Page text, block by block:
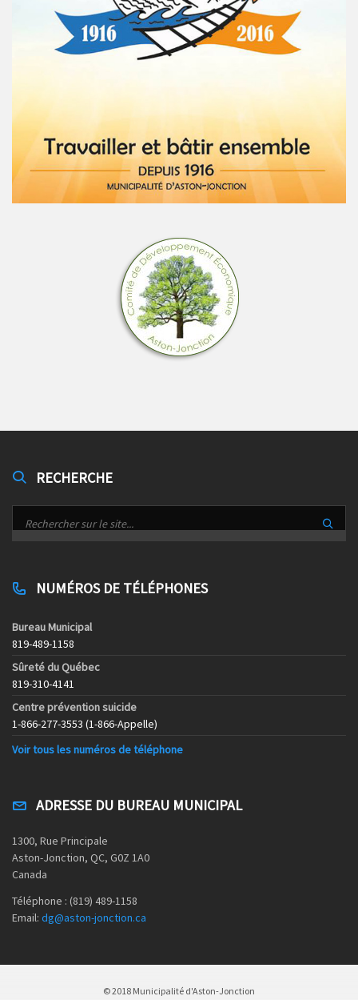
RECHERCHE
NUMÉROS DE TÉLÉPHONES
Bureau Municipal
819-489-1158
Sûreté du Québec
819-310-4141
Centre prévention suicide
1-866-277-3553 (1-866-Appelle)
Voir tous les numéros de téléphone
ADRESSE DU BUREAU MUNICIPAL
1300, Rue Principale
Aston-Jonction, QC, G0Z 1A0
Canada
Téléphone : (819) 489-1158
Email: dg@aston-jonction.ca
© 2018 Municipalité d'Aston-Jonction